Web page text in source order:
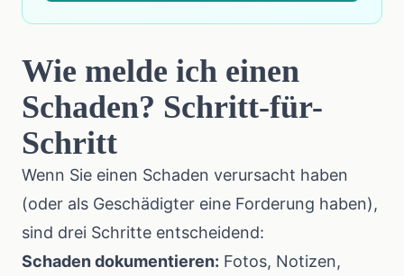
Wie melde ich einen
Schaden? Schritt-für-
Schritt
Wenn Sie einen Schaden verursacht haben
(oder als Geschädigter eine Forderung haben),
sind drei Schritte entscheidend:
Schaden dokumentieren: Fotos, Notizen,